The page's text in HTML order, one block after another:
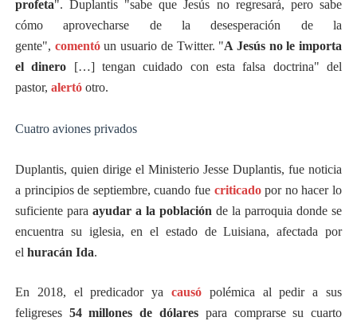
profeta". Duplantis "sabe que Jesús no regresará, pero sabe
cómo aprovecharse de la desesperación de la
gente", comentóun usuario de Twitter. "A Jesús no le importa
el dinero […] tengan cuidado con esta falsa doctrina" del
pastor, alertóotro.
Cuatro aviones privados
Duplantis, quien dirige el Ministerio Jesse Duplantis, fue noticia
a principios de septiembre, cuando fue criticadopor no hacer lo
suficiente para ayudar a la población de la parroquia donde se
encuentra su iglesia, en el estado de Luisiana, afectada por
el huracán Ida.
En 2018, el predicador ya causó polémica al pedir a sus
feligreses 54 millones de dólares para comprarse su cuarto